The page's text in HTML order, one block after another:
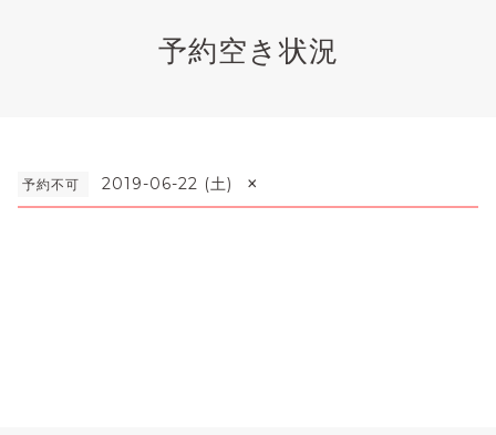
予約空き状況
予約不可 2019-06-22 (土) ×